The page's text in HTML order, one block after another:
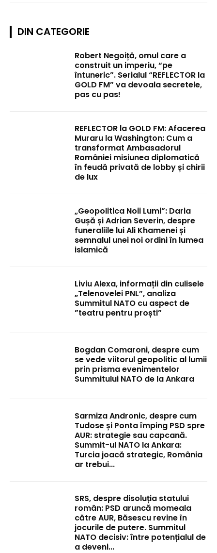
DIN CATEGORIE
Robert Negoiță, omul care a
construit un imperiu, “pe
întuneric”. Serialul “REFLECTOR la
GOLD FM” va devoala secretele,
pas cu pas!
REFLECTOR la GOLD FM: Afacerea
Muraru la Washington: Cum a
transformat Ambasadorul
României misiunea diplomatică
în feudă privată de lobby și chirii
de lux
„Geopolitica Noii Lumi”: Daria
Gușă și Adrian Severin, despre
funeraliile lui Ali Khamenei și
semnalul unei noi ordini în lumea
islamică
Liviu Alexa, informații din culisele
„Telenovelei PNL”, analiza
Summitul NATO cu aspect de
”teatru pentru proști”
Bogdan Comaroni, despre cum
se vede viitorul geopolitic al lumii
prin prisma evenimentelor
Summitului NATO de la Ankara
Sarmiza Andronic, despre cum
Tudose și Ponta împing PSD spre
AUR: strategie sau capcană.
Summit-ul NATO la Ankara:
Turcia joacă strategic, România
ar trebui...
SRS, despre disoluția statului
român: PSD aruncă momeala
către AUR, Băsescu revine în
jocurile de putere. Summitul
NATO decisiv: între potențialul de
a deveni...